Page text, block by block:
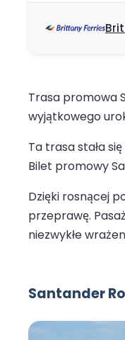
Trasa promowa
wyjątkowego
Ta trasa stała
Bilet promowy
Dzięki rosnącej
przeprawę.
niezwykłe
Santander